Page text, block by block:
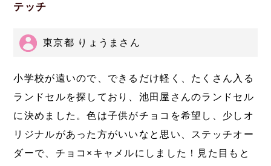
テッチ
東京都 りょうまさん
小学校が遠いので、できるだけ軽く、たくさん入る
ランドセルを探しており、池田屋さんのランドセル
に決めました。色は子供がチョコを希望し、少しオ
リジナルがあった方がいいなと思い、ステッチオー
ダーで、チョコ×キャメルにしました！見た目もと